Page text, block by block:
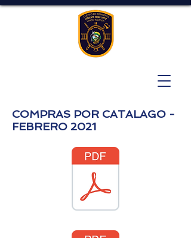
COMPRAS POR CATALAGO -
FEBRERO 2021